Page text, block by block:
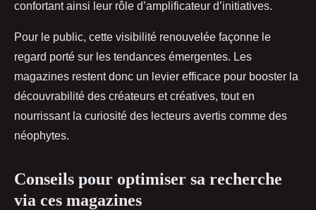
confortant ainsi leur rôle d’amplificateur d’initiatives.
Pour le public, cette visibilité renouvelée façonne le
regard porté sur les tendances émergentes. Les
magazines restent donc un levier efficace pour booster la
découvrabilité des créateurs et créatives, tout en
nourrissant la curiosité des lecteurs avertis comme des
néophytes.
Conseils pour optimiser sa recherche
via ces magazines